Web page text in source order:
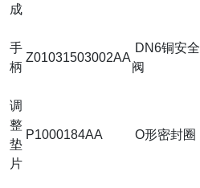
成
手
柄
Z01031503002AA
DN6铜安全
阀
调
整
垫
片
P1000184AA O形密封圈